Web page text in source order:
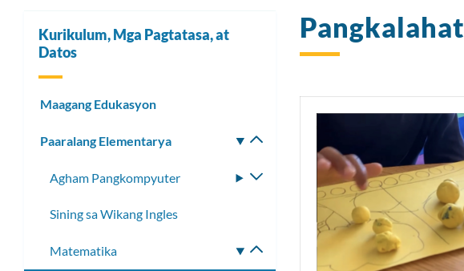
Kurikulum, Mga Pagtatasa, at
Datos
Maagang Edukasyon
Paaralang Elementarya
I-
Agham Pangkompyuter
I-
Sining sa Wikang Ingles
Matematika
I-